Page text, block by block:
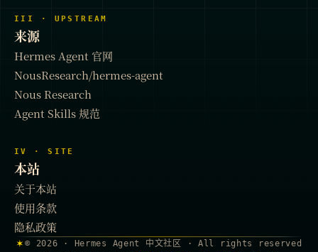
III · UPSTREAM
来源
Hermes Agent 官网
NousResearch/hermes-agent
Nous Research
Agent Skills 规范
IV · SITE
本站
关于本站
使用条款
隐私政策
✶© 2026 · Hermes Agent 中文社区 · All rights reserved